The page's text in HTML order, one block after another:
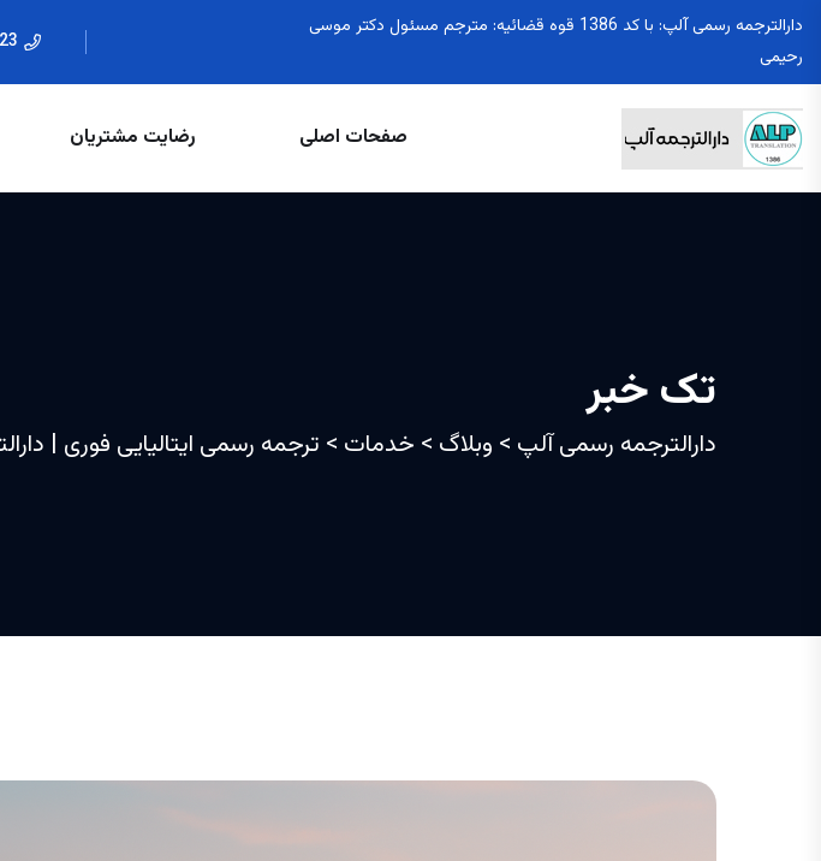
دارالترجمه رسمی آلپ: با کد 1386 قوه قضائیه: مترجم مسئول دکتر موسی
رحیمی
صفحات اصلی رضایت مشتریان
تک خبر
دارالترجمه رسمی آلپ > وبلاگ > خدمات > ترجمه رسمی ایتالیایی فوری |